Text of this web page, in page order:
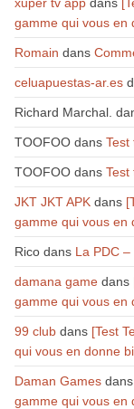
gamme qui vous en
Romain dans
celuapuestas-ar.es
Richard Marchal.
TOOFOOdans Test
TOOFOOdans Test
JKT JKT APKdans
gamme qui vous en
Ricodans La PDC
damana gamedans
gamme qui vous en
99 clubdans [Test
qui vous en donne
Daman Gamesdans
gamme qui vous en